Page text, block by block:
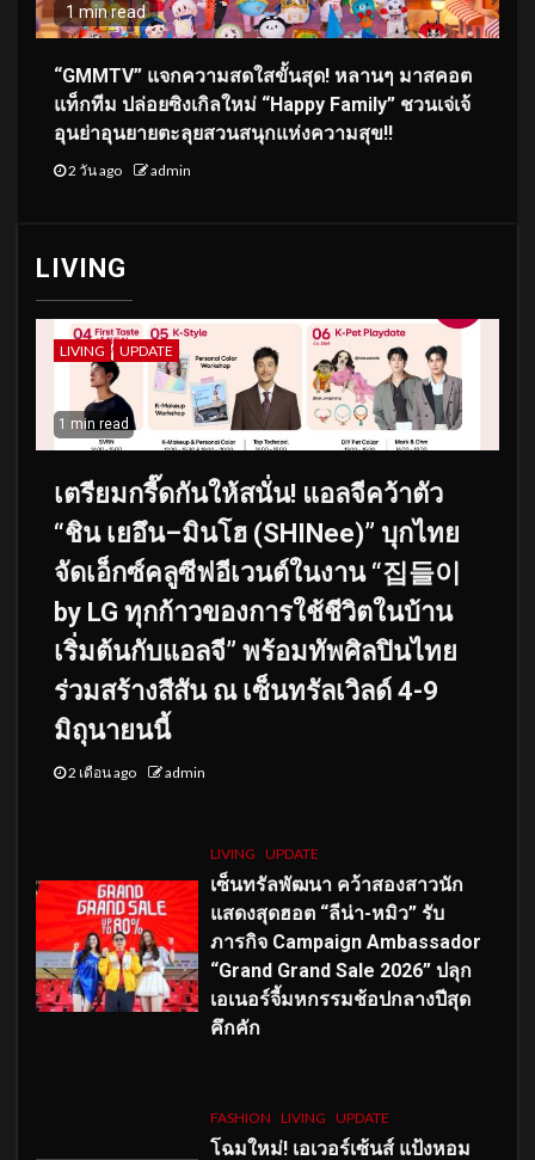
1 min read
“GMMTV” แจกความสดใสขั้นสุด! หลานๆ มาสคอต
แท็กทีม ปล่อยซิงเกิลใหม่ “Happy Family” ชวนเจ่เจ้
อุนย่าอุนยายตะลุยสวนสนุกแห่งความสุข!!
2 วัน ago admin
LIVING
LIVING UPDATE
1 min read
เตรียมกรี๊ดกันให้สนั่น! แอลจีคว้าตัว
“ชิน เยอึน–มินโฮ (SHINee)” บุกไทย
จัดเอ็กซ์คลูซีฟอีเวนต์ในงาน “집들이
by LG ทุกก้าวของการใช้ชีวิตในบ้าน
เริ่มต้นกับแอลจี” พร้อมทัพศิลปินไทย
ร่วมสร้างสีสัน ณ เซ็นทรัลเวิลด์ 4-9
มิถุนายนนี้
2 เดือน ago admin
LIVING UPDATE
เซ็นทรัลพัฒนา คว้าสองสาวนัก
แสดงสุดฮอต “ลีน่า-หมิว” รับ
ภารกิจ Campaign Ambassador
“Grand Grand Sale 2026” ปลุก
เอเนอร์จี้มหกรรมช้อปกลางปีสุด
คึกคัก
FASHION LIVING UPDATE
โฉมใหม่! เอเวอร์เซ้นส์ แป้งหอม